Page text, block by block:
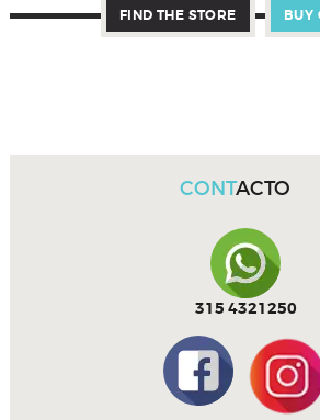
FIND THE STORE BUY
CONTACTO
315 4321250